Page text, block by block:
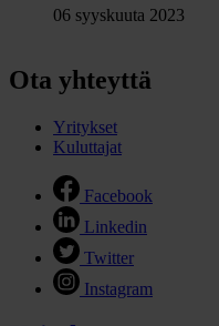
06 syyskuuta 2023
Ota yhteyttä
Yritykset
Kuluttajat
Facebook
Linkedin
Twitter
Instagram